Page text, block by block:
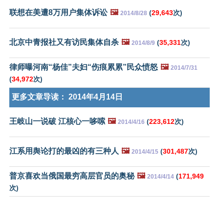
联想在美遭8万用户集体诉讼 🖼️ 2014/8/28 (29,643次)
北京中青报社又有访民集体自杀 🖼️ 2014/8/9 (35,331次)
律师曝河南“杨佳”夫妇“伤痕累累”民众愤怒 🖼️ 2014/7/31
(34,972次)
更多文章导读： 2014年4月14日
王岐山一说破 江核心一哆嗦 🖼️ 2014/4/16 (223,612次)
江系用舆论打的最凶的有三种人 🖼️ 2014/4/15 (301,487次)
普京喜欢当俄国最穷高层官员的奥秘 🖼️ 2014/4/14 (171,949
次)